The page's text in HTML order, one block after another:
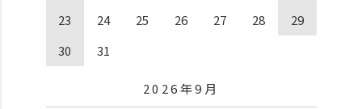
23
24 25 26 27 28
29
30
31
2026年9月